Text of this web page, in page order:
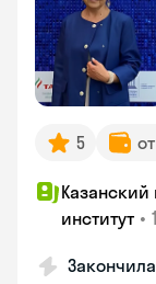
5
Казанский
институт •